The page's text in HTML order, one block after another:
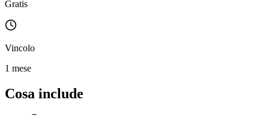
Gratis
Vincolo
1 mese
Cosa include